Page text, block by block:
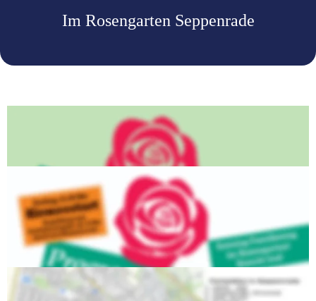
Im Rosengarten Seppenrade
Parkplätze in Seppenrade
am Sonntag